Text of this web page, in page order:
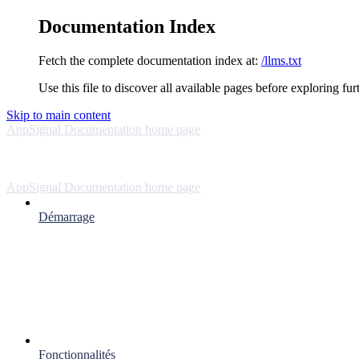
Documentation Index
Fetch the complete documentation index at: /llms.txt
Use this file to discover all available pages before exploring
Skip to main content
AppSignal Documentation home page
AppSignal Documentation home page
Démarrage
Fonctionnalités